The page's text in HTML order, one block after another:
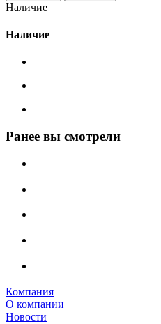
Наличие
Наличие
Ранее вы смотрели
Компания
О компании
Новости